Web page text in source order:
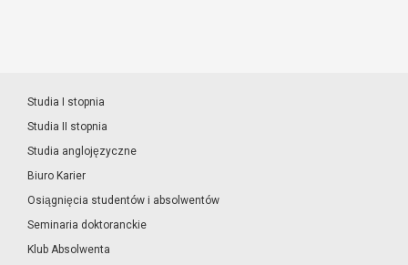
Studia I stopnia
Studia II stopnia
Studia anglojęzyczne
Biuro Karier
Osiągnięcia studentów i absolwentów
Seminaria doktoranckie
Klub Absolwenta